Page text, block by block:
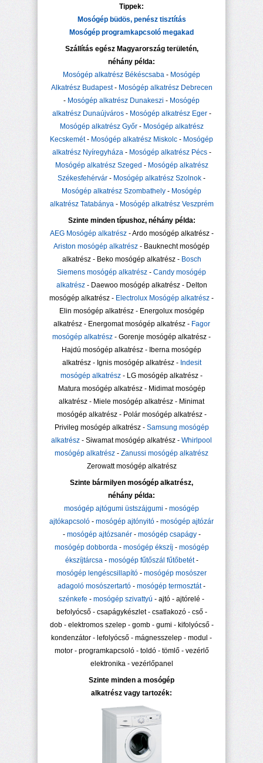
Tippek:
Mosógép büdös, penész tisztítás
Mosógép programkapcsoló megakad
Szállítás egész Magyarország területén,
néhány példa:
Mosógép alkatrész Békéscsaba - Mosógép
Alkatrész Budapest- Mosógép alkatrész Debrecen
- Mosógép alkatrész Dunakeszi - Mosógép
alkatrész Dunaújváros- Mosógép alkatrész Eger-
Mosógép alkatrész Győr- Mosógép alkatrész
Kecskemét- Mosógép alkatrész Miskolc - Mosógép
alkatrész Nyíregyháza- Mosógép alkatrész Pécs-
Mosógép alkatrész Szeged - Mosógép alkatrész
Székesfehérvár - Mosógép alkatrész Szolnok -
Mosógép alkatrész Szombathely - Mosógép
alkatrész Tatabánya- Mosógép alkatrész Veszprém
Szinte minden típushoz, néhány példa:
AEG Mosógép alkatrész- Ardo mosógép alkatrész -
Ariston mosógép alkatrész - Bauknecht mosógép
alkatrész - Beko mosógép alkatrész - Bosch
Siemens mosógép alkatrész - Candy mosógép
alkatrész- Daewoo mosógép alkatrész - Delton
mosógép alkatrész - Electrolux Mosógép alkatrész -
Elin mosógép alkatrész - Energolux mosógép
alkatrész - Energomat mosógép alkatrész - Fagor
mosógép alkatrész - Gorenje mosógép alkatrész -
Hajdú mosógép alkatrész - Iberna mosógép
alkatrész - Ignis mosógép alkatrész - Indesit
mosógép alkatrész - LG mosógép alkatrész -
Matura mosógép alkatrész - Midimat mosógép
alkatrész - Miele mosógép alkatrész - Minimat
mosógép alkatrész - Polár mosógép alkatrész -
Privileg mosógép alkatrész - Samsung mosógép
alkatrész - Siwamat mosógép alkatrész - Whirlpool
mosógép alkatrész - Zanussi mosógép alkatrész
Zerowatt mosógép alkatrész
Szinte bármilyen mosógép alkatrész,
néhány példa:
mosógép ajtógumi üstszájgumi - mosógép
ajtókapcsoló - mosógép ajtónyitó - mosógép ajtózár
- mosógép ajtózsanér- mosógép csapágy-
mosógép dobborda- mosógép ékszíj - mosógép
ékszíjtárcsa- mosógép fűtőszál fűtőbetét-
mosógép lengéscsillapító - mosógép mosószer
adagoló mosószertartó - mosógép termosztát-
szénkefe - mosógép szivattyú - ajtó - ajtórelé -
befolyócső - csapágykészlet - csatlakozó - cső -
dob - elektromos szelep - gomb - gumi - kifolyócső -
kondenzátor - lefolyócső - mágnesszelep - modul -
motor - programkapcsoló - toldó - tömlő - vezérlő
elektronika - vezérlőpanel
Szinte minden a mosógép
alkatrész vagy tartozék: